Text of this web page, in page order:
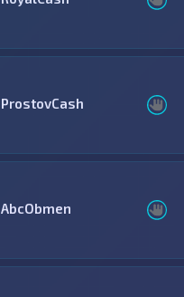
ProstovCash
AbcObmen